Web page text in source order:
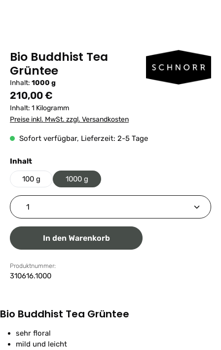
Bio Buddhist Tea
Grüntee
Inhalt: 1000 g
Regulärer Preis:
210,00 €
Inhalt: 1 Kilogramm
Preise inkl. MwSt. zzgl. Versandkosten
Sofort verfügbar, Lieferzeit: 2-5 Tage
Inhaltauswählen
100 g 1000 g
Produkt Anzahl: Gib den gewünschten Wert ein
In den Warenkorb
Produktnummer:
310616.1000
Bio Buddhist Tea Grüntee
sehr floral
mild und leicht